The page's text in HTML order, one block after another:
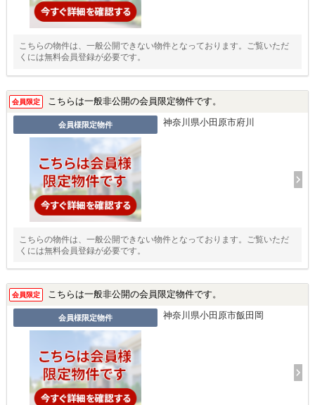
こちらの物件は、一般公開できない物件となっております。ご覧いただ
くには無料会員登録が必要です。
会員限定 こちらは一般非公開の会員限定物件です。
会員様限定物件 神奈川県小田原市府川
こちらの物件は、一般公開できない物件となっております。ご覧いただ
くには無料会員登録が必要です。
会員限定 こちらは一般非公開の会員限定物件です。
会員様限定物件 神奈川県小田原市飯田岡